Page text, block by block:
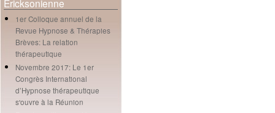
Ericksonienne
1er Colloque annuel de la
Revue Hypnose & Thérapies
Brèves: La relation
thérapeutique
Novembre 2017: Le 1er
Congrès International
d’Hypnose thérapeutique
s'ouvre à la Réunion